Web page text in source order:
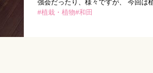
強会だったり、様々ですが、 今回は
ました。 内容は一つのエリアでどう
植栽・植物 和田